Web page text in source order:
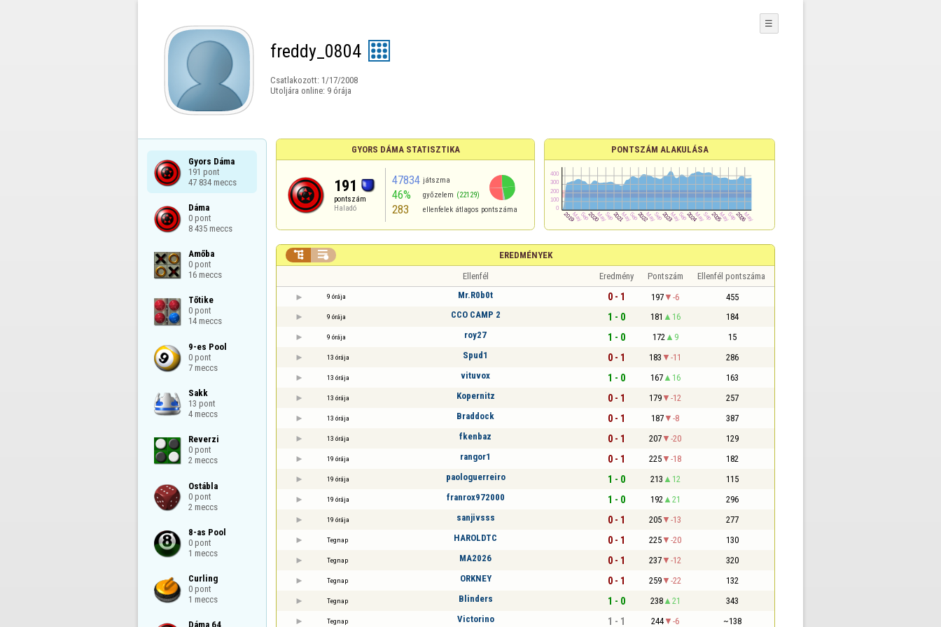
freddy_0804
Csatlakozott: 1/17/2008
Utoljára online: 9 órája
☰
Gyors Dáma
191 pont
47 834 meccs
Dáma
0 pont
8 435 meccs
Amőba
0 pont
16 meccs
Tőtike
0 pont
14 meccs
9-es Pool
0 pont
7 meccs
Sakk
13 pont
4 meccs
Reverzi
0 pont
2 meccs
Ostábla
0 pont
2 meccs
8-as Pool
0 pont
1 meccs
Curling
0 pont
1 meccs
Dáma 64
GYORS DÁMA STATISZTIKA
191
pontszám
Haladó
47834 játszma
46% győzelem (22129)
283 ellenfelek átlagos pontszáma
PONTSZÁM ALAKULÁSA
EREDMÉNYEK
 
Ellenfél Eredmény Pontszám Ellenfél pontszáma
9 órája Mr.R0b0t 0 - 1 197 -6 455
9 órája CCO CAMP 2 1 - 0 181 16 184
9 órája roy27 1 - 0 172 9 15
13 órája Spud1 0 - 1 183 -11 286
13 órája vituvox 1 - 0 167 16 163
13 órája Kopernitz 0 - 1 179 -12 257
13 órája Braddock 0 - 1 187 -8 387
13 órája fkenbaz 0 - 1 207 -20 129
19 órája rangor1 0 - 1 225 -18 182
19 órája paologuerreiro 1 - 0 213 12 115
19 órája franrox972000 1 - 0 192 21 296
19 órája sanjivsss 0 - 1 205 -13 277
Tegnap HAROLDTC 0 - 1 225 -20 130
Tegnap MA2026 0 - 1 237 -12 320
Tegnap ORKNEY 0 - 1 259 -22 132
Tegnap Blinders 1 - 0 238 21 343
Tegnap Victorino 1 - 1 244 -6 ~138